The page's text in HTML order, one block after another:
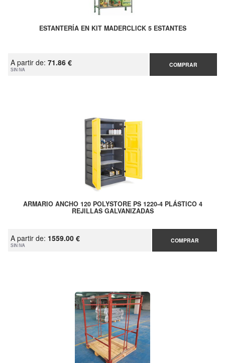
ESTANTERÍA EN KIT MADERCLICK 5 ESTANTES
A partir de: 71.86 €
SIN IVA
COMPRAR
ARMARIO ANCHO 120 POLYSTORE PS 1220-4 PLÁSTICO 4
REJILLAS GALVANIZADAS
A partir de: 1559.00 €
SIN IVA
COMPRAR